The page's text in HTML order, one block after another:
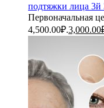
подтяжки лица
Первоначальная
4,500.00₽.3,000.00